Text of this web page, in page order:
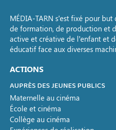
MÉDIA-TARN s’est fixé pour
de formation, de production et
active et créative de l’enfant et
éducatif face aux diverses
ACTIONS
AUPRÈS DES JEUNES PUBLICS
Maternelle au cinéma
École et cinéma
Collège au cinéma